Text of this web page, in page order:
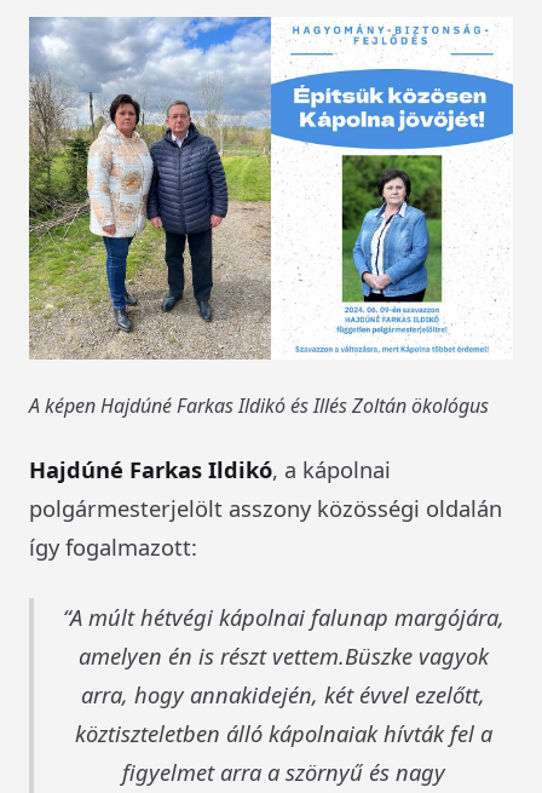
A képen Hajdúné Farkas Ildikó és Illés Zoltán ökológus
Hajdúné Farkas Ildikó, a kápolnai
polgármesterjelölt asszony közösségi oldalán
így fogalmazott:
A múlt hétvégi kápolnai falunap margójára,
amelyen én is részt vettem.Büszke vagyok
arra, hogy annakidején, két évvel ezelőtt,
köztiszteletben álló kápolnaiak hívták fel a
figyelmet arra a szörnyű és nagy